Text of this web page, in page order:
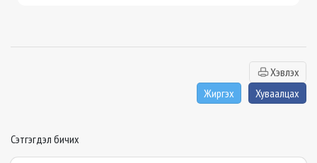
Хэвлэх
Жиргэх
Хуваалцах
Сэтгэгдэл бичих